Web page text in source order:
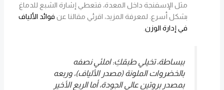
مثل الإسفنجة داخل المعدة، فتعطي إشارة الشبع للدماغ
بشكل أسرع. لمعرفة المزيد، اقرئي مقالنا عن فوائد الألياف
في إدارة الوزن
ببساطة، تخيلي طبقكِ: املئي نصفه
بالخضروات الملونة (مصدر الألياف)، وربعه
بمصدر بروتين عالي الجودة، أما الربع الأخير